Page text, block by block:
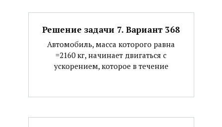
Решение задачи 7. Вариант 368
Автомобиль, масса которого равна
=2160 кг, начинает двигаться с
ускорением, которое в течение